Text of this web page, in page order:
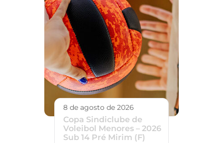
8 de agosto de 2026
Copa Sindiclube de
Voleibol Menores – 2026
Sub 14 Pré Mirim (F)